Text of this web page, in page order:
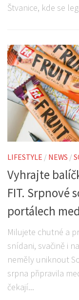
Štvanice, kde se
LIFESTYLE / NEWS /
Vyhrajte
FIT. Srpnové
portálech
Milujete chutné a
snídani, svačině i
neměly uniknout
srpna připravila
čekají...